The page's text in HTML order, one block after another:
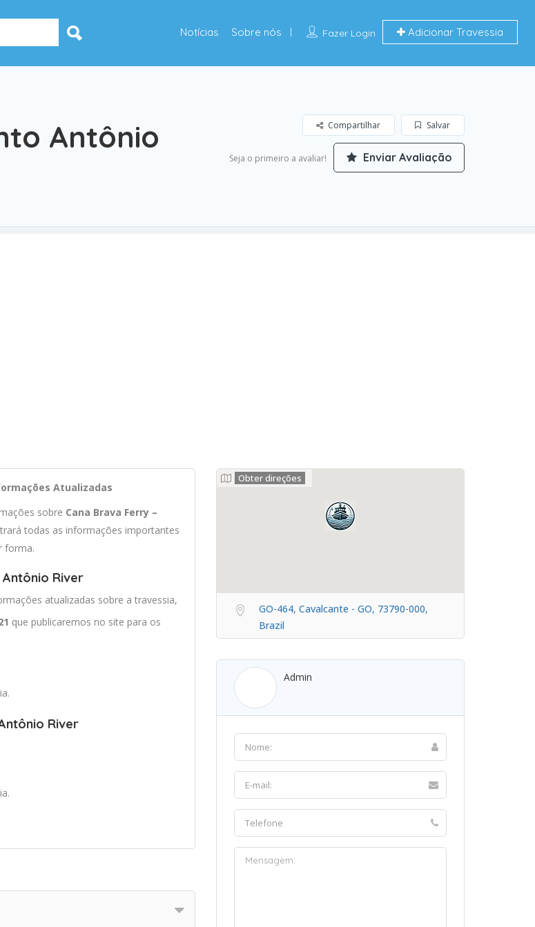
Fazer Login Adicionar Travessia
Notícias Sobre nós
Antônio
Salvar
Compartilhar
Seja o primeiro a avaliar! Enviar Avaliação
Atualizadas
sobre Cana Brava Ferry –
todas as informações importantes
forma.
River
atualizadas sobre a travessia,
que publicaremos no site para os
River
Obter direções
GO-464, Cavalcante - GO, 73790-000,
Brazil
Admin